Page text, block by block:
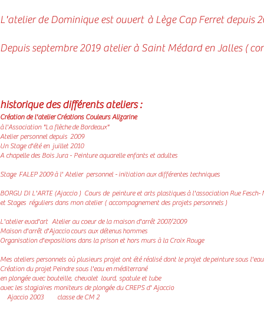
L'atelier de Dominique est ouvert à Lège Cap Ferret depuis
Depuis septembre 2019 atelier à Saint Médard en Jalles (
historique des différents ateliers :
Création de l'atelier Créations Couleurs Alizarine
à l'Association "La flèche de Bordeaux"
Atelier personnel depuis 2009
Un Stage d'été en juillet 2010
A chapelle des Bois Jura - Peinture aquarelle enfants et adultes
Stage FALEP 2009 à l' Atelier personnel - initiation aux différentes techniques
BORGU DI L'ARTE (Ajaccio ) Cours de peinture et arts plastiques à l'association Rue
et Stages réguliers dans mon atelier ( accompagnement des projets personnels )
L'atelier evad'art Atelier au coeur de la maison d'arrêt 2007/2009
Maison d'arrêt d'Ajaccio cours aux détenus hommes
Organisation d'expositions dans la prison et hors murs à la Croix Rouge
Mes ateliers personnels où plusieurs projet ont été réalisé dont le projet de peinture sous
Création du projet Peindre sous l'eau enméditerrané
en plongée avec bouteille, chevalet lourd, spatule et tube
avec les stagiaires moniteurs de plongée du CREPS d' Ajaccio
Ajaccio 2003 classe de CM 2